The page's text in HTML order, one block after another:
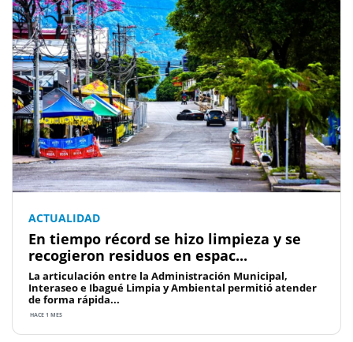
ACTUALIDAD
En tiempo récord se hizo limpieza y se
recogieron residuos en espac...
La articulación entre la Administración Municipal,
Interaseo e Ibagué Limpia y Ambiental permitió atender
de forma rápida...
HACE 1 MES